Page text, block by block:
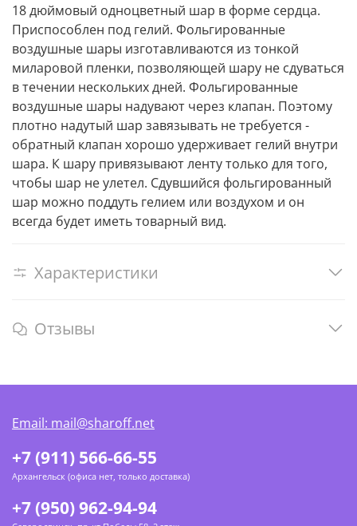
18 дюймовый одноцветный шар в форме сердца.
Приспособлен под гелий. Фольгированные
воздушные шары изготавливаются из тонкой
миларовой пленки, позволяющей шару не сдуваться
в течении нескольких дней. Фольгированные
воздушные шары надувают через клапан. Поэтому
плотно надутый шар завязывать не требуется -
обратный клапан хорошо удерживает гелий внутри
шара. К шару привязывают ленту только для того,
чтобы шар не улетел. Сдувшийся фольгированный
шар можно поддуть гелием или воздухом и он
всегда будет иметь товарный вид.
Характеристики
Отзывы
+7 (911) 566-66-55
Архангельск (офиса нет, только доставка)
+7 (950) 962-94-94
Email: mail@sharoff.net